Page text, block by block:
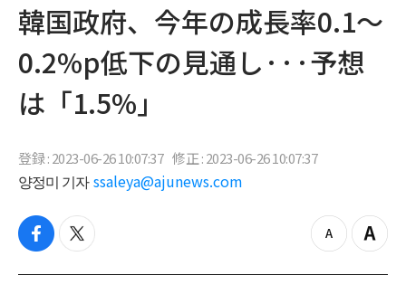
韓国政府、今年の成長率0.1～
0.2%p低下の見通し···予想
は「1.5%」
登録 : 2023-06-26 10:07:37 修正 : 2023-06-26 10:07:37
양정미 기자 ssaleya@ajunews.com
f
c
t
i
z
o
Z
o